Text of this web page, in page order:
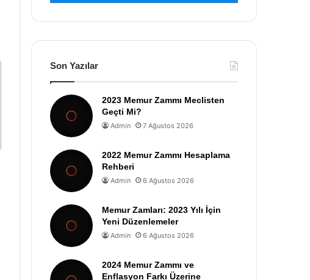
Son Yazılar
2023 Memur Zammı Meclisten
Geçti Mi?
Admin 7 Ağustos 2026
2022 Memur Zammı Hesaplama
Rehberi
Admin 6 Ağustos 2026
Memur Zamları: 2023 Yılı İçin
Yeni Düzenlemeler
Admin 6 Ağustos 2026
2024 Memur Zammı ve
Enflasyon Farkı Üzerine